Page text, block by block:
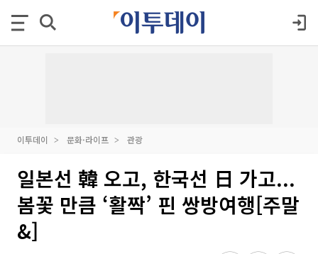
이투데이 문화·라이프 관광
일본선 韓 오고, 한국선 日 가고...
봄꽃 만큼 ‘활짝’ 핀 쌍방여행[주말
&]